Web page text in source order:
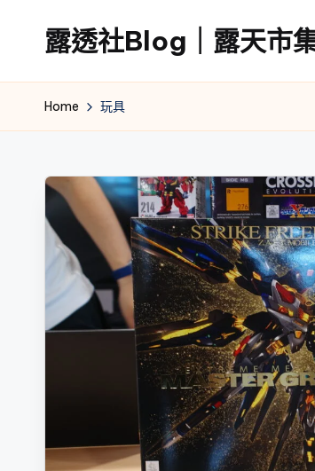
content
露透社Blog｜露天市
透
社
｜
天
市
Home 玩具